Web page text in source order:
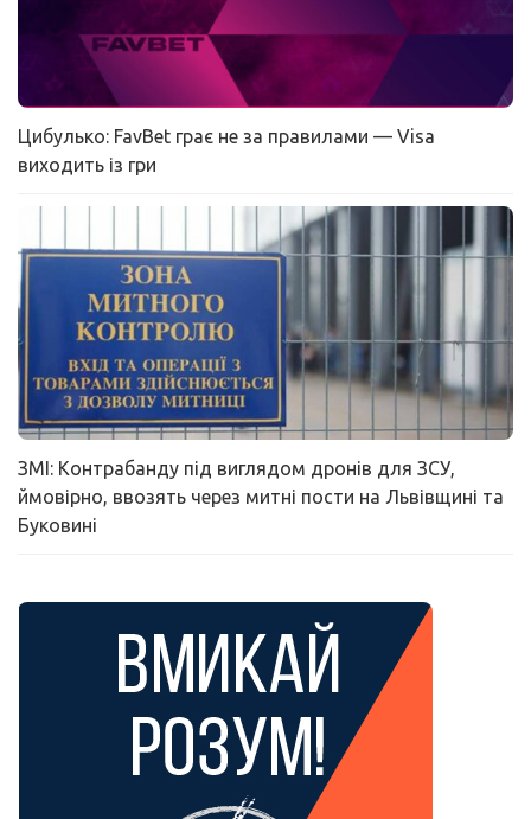
Цибулько: FavBet грає не за правилами — Visa
виходить із гри
ЗМІ: Контрабанду під виглядом дронів для ЗСУ,
ймовірно, ввозять через митні пости на Львівщині та
Буковині